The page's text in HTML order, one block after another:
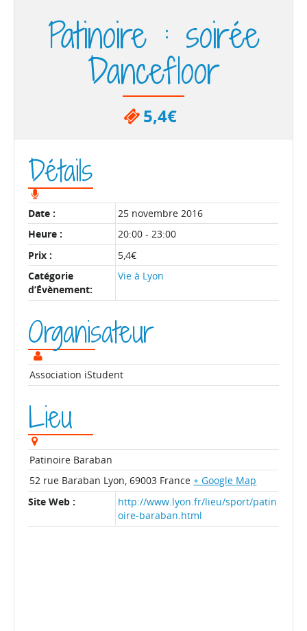
Patinoire : soirée
Dancefloor
5,4€
Détails
Date :
25 novembre 2016
Heure :
20:00 - 23:00
Prix :
5,4€
Catégorie
d’Évènement:
Vie à Lyon
Organisateur
Association iStudent
Lieu
Patinoire Baraban
52 rue Baraban Lyon, 69003 France + Google Map
Site Web :
http://www.lyon.fr/lieu/sport/patin
oire-baraban.html